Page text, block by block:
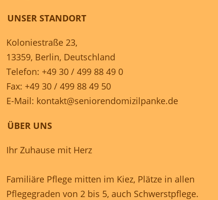
UNSER STANDORT
Koloniestraße 23,
13359, Berlin, Deutschland
Telefon: +49 30 / 499 88 49 0
Fax: +49 30 / 499 88 49 50
E-Mail: kontakt@seniorendomizilpanke.de
ÜBER UNS
Ihr Zuhause mit Herz
Familiäre Pflege mitten im Kiez, Plätze in allen
Pflegegraden von 2 bis 5, auch Schwerstpflege.